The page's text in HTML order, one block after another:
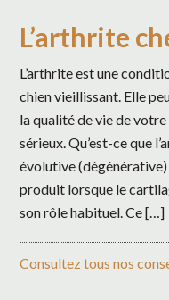
L’arthrite
L’arthrite est une
chien vieillissant. Elle
la qualité de vie de votre
sérieux. Qu’est-ce que
évolutive
produit lorsque le
son rôle habituel. Ce […]
Consultez tous nos